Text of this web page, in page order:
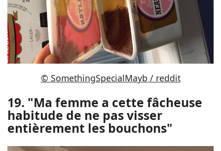
© SomethingSpecialMayb / reddit
19. "Ma femme a cette fâcheuse
habitude de ne pas visser
entièrement les bouchons"